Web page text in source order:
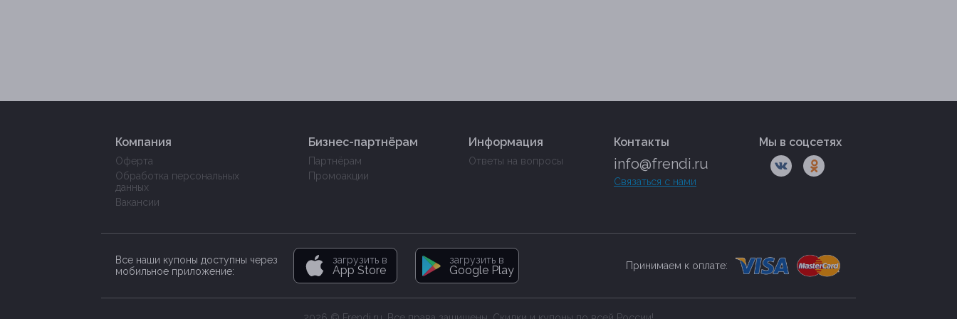
Компания
Оферта
Обработка персональных
данных
Вакансии
Бизнес-партнёрам
Партнёрам
Промоакции
Информация
Ответы на вопросы
Контакты
info@frendi.ru
Связаться с нами
Мы в соцсетях
Все наши купоны доступны через
мобильное приложение:
загрузить в
App Store
загрузить в
Google Play Принимаем к оплате: